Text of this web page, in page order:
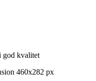
god kvalitet
460x282 px